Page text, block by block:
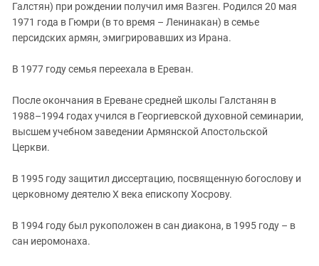
Галстян) при рождении получил имя Вазген. Родился 20 мая
1971 года в Гюмри (в то время – Ленинакан) в семье
персидских армян, эмигрировавших из Ирана.
В 1977 году семья переехала в Ереван.
После окончания в Ереване средней школы Галстанян в
1988–1994 годах учился в Георгиевской духовной семинарии,
высшем учебном заведении Армянской Апостольской
Церкви.
В 1995 году защитил диссертацию, посвященную богослову и
церковному деятелю X века епископу Хосрову.
В 1994 году был рукоположен в сан диакона, в 1995 году – в
сан иеромонаха.